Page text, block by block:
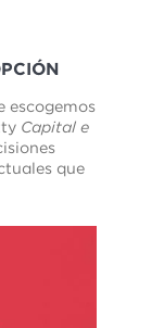
escogemos
Capital e
que